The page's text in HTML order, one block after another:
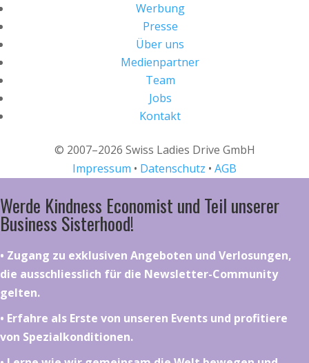
Werbung
Presse
Über uns
Medienpartner
Team
Jobs
Kontakt
© 2007–2026 Swiss Ladies Drive GmbH
Impressum • Datenschutz • AGB
Werde Kindness Economist und Teil unserer
Business Sisterhood!
•⁠ ⁠⁠Zugang zu exklusiven Angeboten und Verlosungen,
die ausschliesslich für die Newsletter-Community
gelten.
•⁠ ⁠⁠Erfahre als Erste von unseren Events und profitiere
von Spezialkonditionen.